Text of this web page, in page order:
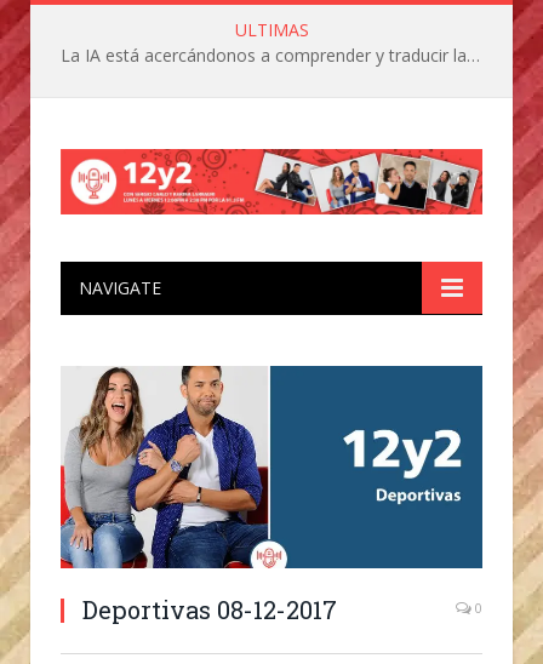
ULTIMAS
La IA está acercándonos a comprender y traducir las vocalizaciones y comportamientos de nuestras mascotas
NAVIGATE
Deportivas 08-12-2017 0